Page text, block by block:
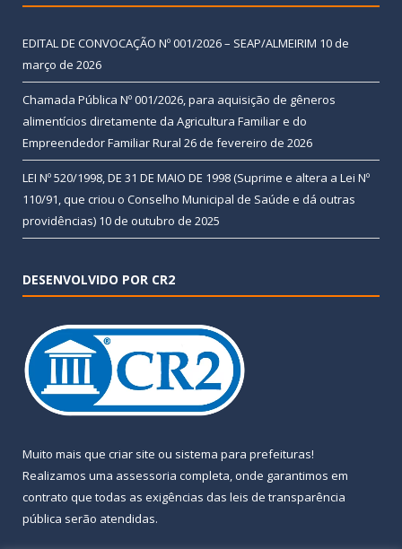
EDITAL DE CONVOCAÇÃO Nº 001/2026 – SEAP/ALMEIRIM 10 de
março de 2026
Chamada Pública Nº 001/2026, para aquisição de gêneros
alimentícios diretamente da Agricultura Familiar e do
Empreendedor Familiar Rural 26 de fevereiro de 2026
LEI Nº 520/1998, DE 31 DE MAIO DE 1998 (Suprime e altera a Lei Nº
110/91, que criou o Conselho Municipal de Saúde e dá outras
providências) 10 de outubro de 2025
DESENVOLVIDO POR CR2
Muito mais que criar site ou sistema para prefeituras!
Realizamos uma assessoria completa, onde garantimos em
contrato que todas as exigências das leis de transparência
pública serão atendidas.